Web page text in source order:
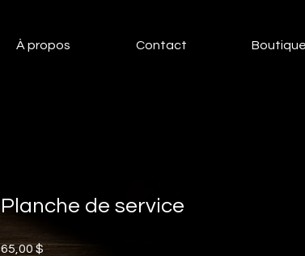
À propos Contact Boutique
Planche de service
65,00 $Prix